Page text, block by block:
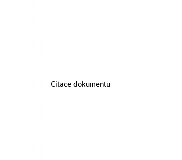
Citace dokumentu